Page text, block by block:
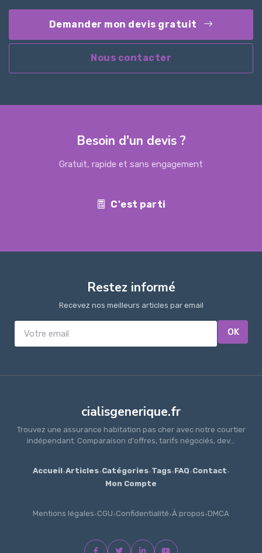
Demander mon devis gratuit
Nous contacter
Besoin d'un devis ?
Gratuit, rapide et sans engagement
C'est parti
Restez informé
Recevez nos meilleurs articles par email
OK
cialisgenerique.fr
Trouvez une assurance habitation pas cher avec notre courtier
indépendant. Comparaison d'offres, tarifs négociés, dev...
Accueil·Articles·Catégories·Tags·FAQ·Contact·
Mon Compte
Mentions légales·CGU·Confidentialité·À propos·DMCA